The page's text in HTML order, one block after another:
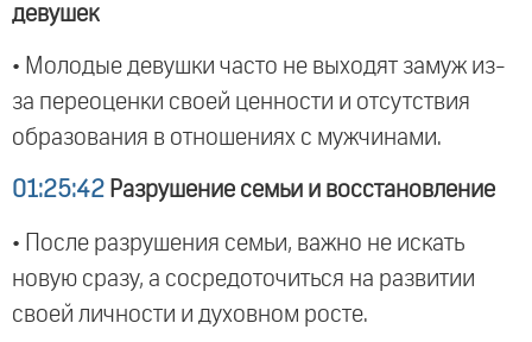
девушек
• Молодые девушки часто не выходят замуж из-
за переоценки своей ценности и отсутствия
образования в отношениях с мужчинами.
01:25:42 Разрушение семьи и восстановление
• После разрушения семьи, важно не искать
новую сразу, а сосредоточиться на развитии
своей личности и духовном росте.